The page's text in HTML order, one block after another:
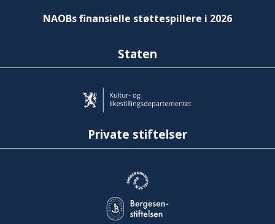
NAOBs finansielle støttespillere i 2026
Staten
Private stiftelser